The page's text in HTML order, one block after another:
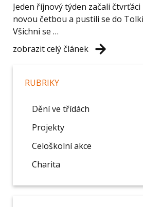
Jeden říjnový týden začali čtvrťáci
novou četbou a pustili se do
Všichni se …
zobrazit celý článek
RUBRIKY
Dění ve třídách
Projekty
Celoškolní akce
Charita